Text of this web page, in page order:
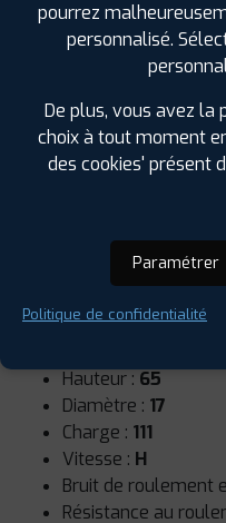
Runflat :Non
Hauteur : 65
Diamètre : 17
Charge : 111
Vitesse : H
Bruit de roulement
Résistance au
pourrez
personnalisé.
De plus, vous avez la
choix à tout moment
des cookies' présent
Paramétrer
Politique de confidentialité